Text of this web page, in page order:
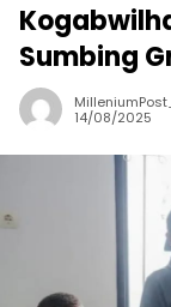
Sumbing
14/08/2025